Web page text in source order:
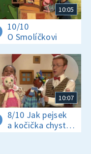
10:05
10/10
O Smolíčkovi
10:07
8/10 Jak pejsek
a kočička chystali
Vánoce